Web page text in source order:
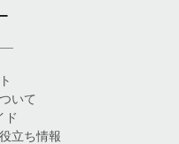
いて
ド
立ち情報